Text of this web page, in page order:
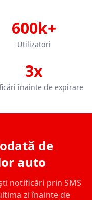
600k+
Utilizatori
3x
înainte de expirare
de
auto
notificări prin SMS
zi înainte de